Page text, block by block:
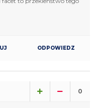
ODPOWIEDZ
0